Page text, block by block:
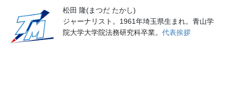
松田 隆(まつだ たかし)
ジャーナリスト。1961年埼玉県生まれ。青山学
院大学大学院法務研究科卒業。 代表挨拶